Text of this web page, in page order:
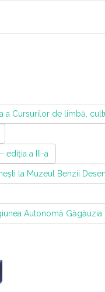
a Cursurilor de limbă,
ediția a III-a
la Muzeul Benzii
Autonomă Găgăuzia